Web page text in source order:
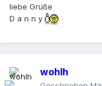
liebe Grüße
D a n n y
wohlh